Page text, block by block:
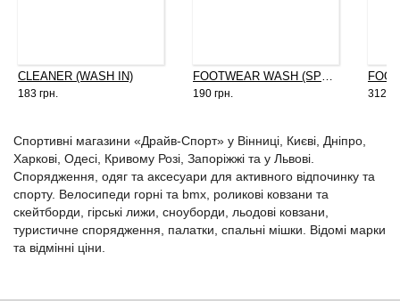
CLEANER (WASH IN)
183 грн.
FOOTWEAR WASH (SPRAY ON)
190 грн. 312
Спортивні магазини «Драйв-Спорт» у Вінниці, Києві, Дніпро,
Харкові, Одесі, Кривому Розі, Запоріжжі та у Львові.
Спорядження, одяг та аксесуари для активного відпочинку та
спорту. Велосипеди горні та bmx, роликові ковзани та
скейтборди, гірські лижи, сноуборди, льодові ковзани,
туристичне спорядження, палатки, спальні мішки. Відомі марки
та відмінні ціни.